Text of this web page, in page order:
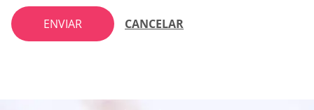
ENVIAR CANCELAR